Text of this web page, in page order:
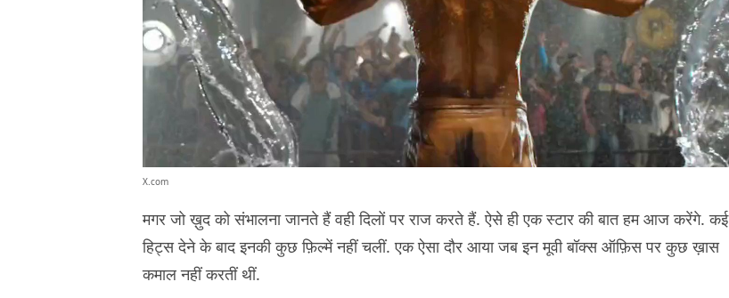
X.com
मगर जो ख़ुद को संभालना जानते हैं वही दिलों पर राज करते हैं. ऐसे ही एक स्टार की बात हम आज करेंगे. कई
हिट्स देने के बाद इनकी कुछ फ़िल्में नहीं चलीं. एक ऐसा दौर आया जब इन मूवी बॉक्स ऑफ़िस पर कुछ ख़ास
कमाल नहीं करतीं थीं.